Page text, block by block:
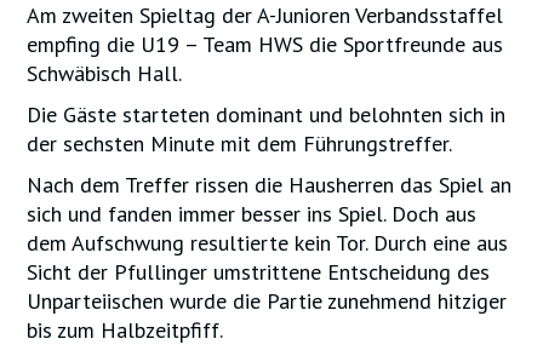
Am zweiten Spieltag der A-Junioren Verbandsstaffel
empfing die U19 – Team HWS die Sportfreunde aus
Schwäbisch Hall.
Die Gäste starteten dominant und belohnten sich in
der sechsten Minute mit dem Führungstreffer.
Nach dem Treffer rissen die Hausherren das Spiel an
sich und fanden immer besser ins Spiel. Doch aus
dem Aufschwung resultierte kein Tor. Durch eine aus
Sicht der Pfullinger umstrittene Entscheidung des
Unparteiischen wurde die Partie zunehmend hitziger
bis zum Halbzeitpfiff.